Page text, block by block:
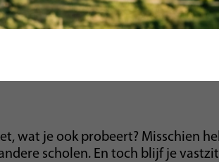
wat je ook probeert? Misschien
scholen. En toch blijf je